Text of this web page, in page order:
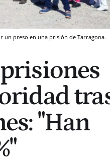
un preso en una prisión de Tarragona.
"Han